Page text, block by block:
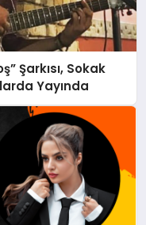
Şarkısı, Sokak
Yayında